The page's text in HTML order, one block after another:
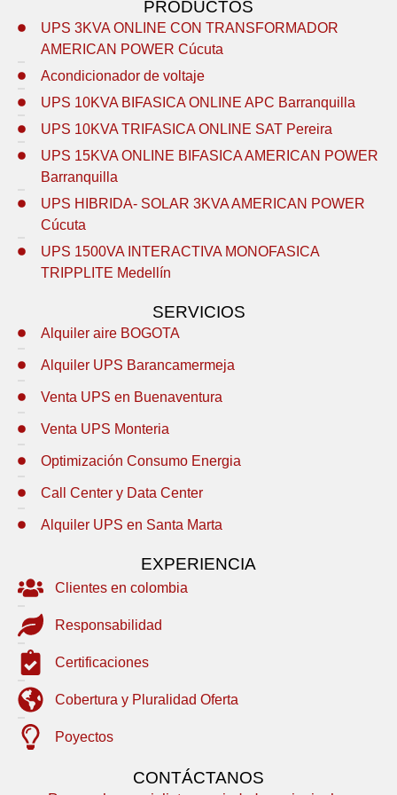
PRODUCTOS
UPS 3KVA ONLINE CON TRANSFORMADOR
AMERICAN POWER Cúcuta
Acondicionador de voltaje
UPS 10KVA BIFASICA ONLINE APC Barranquilla
UPS 10KVA TRIFASICA ONLINE SAT Pereira
UPS 15KVA ONLINE BIFASICA AMERICAN POWER
Barranquilla
UPS HIBRIDA- SOLAR 3KVA AMERICAN POWER
Cúcuta
UPS 1500VA INTERACTIVA MONOFASICA
TRIPPLITE Medellín
SERVICIOS
Alquiler aire BOGOTA
Alquiler UPS Barancamermeja
Venta UPS en Buenaventura
Venta UPS Monteria
Optimización Consumo Energia
Call Center y Data Center
Alquiler UPS en Santa Marta
EXPERIENCIA
Clientes en colombia
Responsabilidad
Certificaciones
Cobertura y Pluralidad Oferta
Poyectos
CONTÁCTANOS